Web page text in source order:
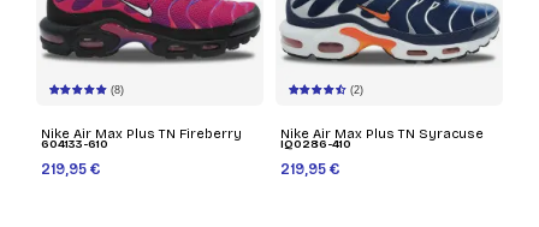
(8)
Nike Air Max Plus TN Fireberry
604133-610
219,95 €
(2)
Nike Air Max Plus TN Syracuse
IQ0286-410
219,95 €